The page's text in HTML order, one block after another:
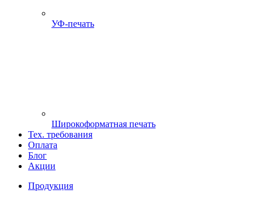
УФ-печать
Широкоформатная печать
Тех. требования
Оплата
Блог
Акции
Продукция